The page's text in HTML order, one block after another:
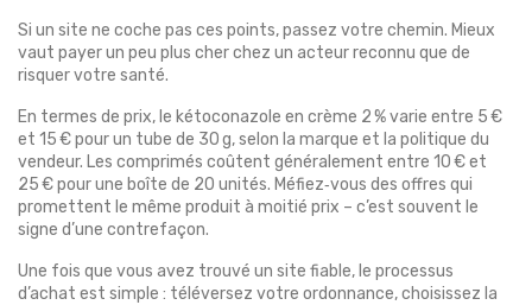
Si un site ne coche pas ces points, passez votre chemin. Mieux
vaut payer un peu plus cher chez un acteur reconnu que de
risquer votre santé.
En termes de prix, le kétoconazole en crème 2 % varie entre 5 €
et 15 € pour un tube de 30 g, selon la marque et la politique du
vendeur. Les comprimés coûtent généralement entre 10 € et
25 € pour une boîte de 20 unités. Méfiez‑vous des offres qui
promettent le même produit à moitié prix – c’est souvent le
signe d’une contrefaçon.
Une fois que vous avez trouvé un site fiable, le processus
d’achat est simple : téléversez votre ordonnance, choisissez la